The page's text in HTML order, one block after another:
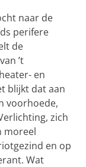
naar de
perifere
de
’t
en
blijkt dat aan
voorhoede,
zich
moreel
en op
Wat